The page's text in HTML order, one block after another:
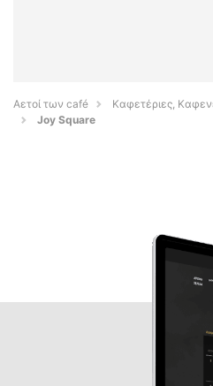
Αετοί των café
Καφετέριες,
Joy Square